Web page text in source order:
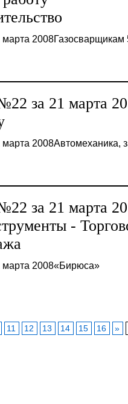
2008Газосварщикам
за 21 марта
2008Автомеханика,
за 21 марта
-
2008«Бирюса»
11 12 13 14 15 16
»